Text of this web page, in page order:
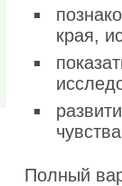
края,
Полный